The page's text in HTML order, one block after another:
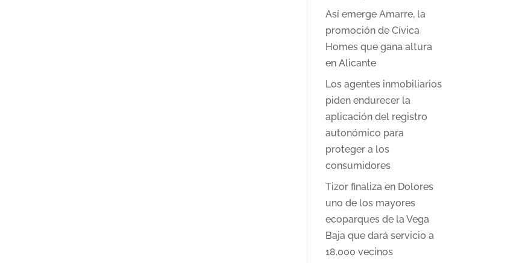
Así emerge Amarre, la
promoción de Cívica
Homes que gana altura
en Alicante
Los agentes inmobiliarios
piden endurecer la
aplicación del registro
autonómico para
proteger a los
consumidores
Tizor finaliza en Dolores
uno de los mayores
ecoparques de la Vega
Baja que dará servicio a
18.000 vecinos